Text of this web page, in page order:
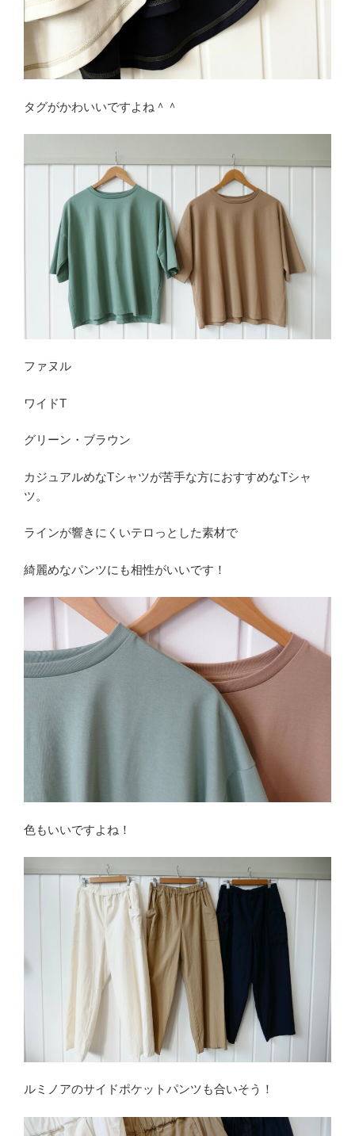
タグがかわいいですよね＾＾
ファヌル
ワイドT
グリーン・ブラウン
カジュアルめなTシャツが苦手な方におすすめなTシャ
ツ。
ラインが響きにくいテロっとした素材で
綺麗めなパンツにも相性がいいです！
色もいいですよね！
ルミノアのサイドポケットパンツも合いそう！